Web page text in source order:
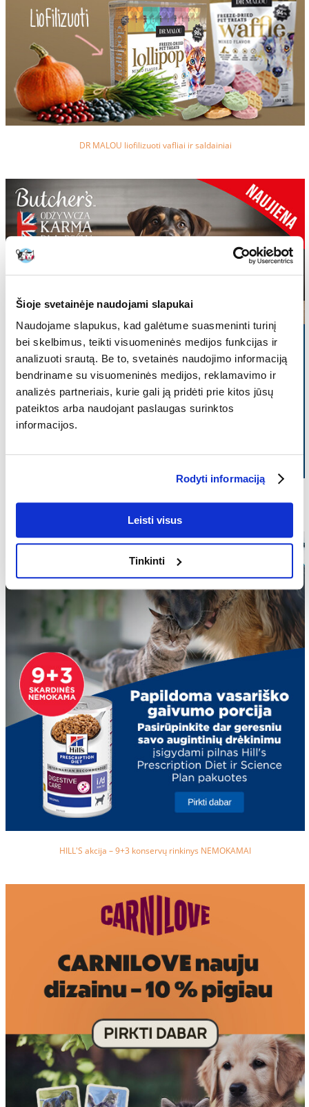
Šioje svetainėje naudojami slapukai
Naudojame slapukus, kad galėtume suasmeninti turinį
bei skelbimus, teikti visuomeninės medijos funkcijas ir
analizuoti srautą. Be to, svetainės naudojimo informaciją
bendriname su visuomeninės medijos, reklamavimo ir
analizės partneriais, kurie gali ją pridėti prie kitos jūsų
pateiktos arba naudojant paslaugas surinktos
informacijos.
Rodyti informaciją
Leisti visus
Tinkinti
DR MALOU liofilizuoti vafliai ir saldainiai
HILL'S akcija – 9+3 konservų rinkinys NEMOKAMAI